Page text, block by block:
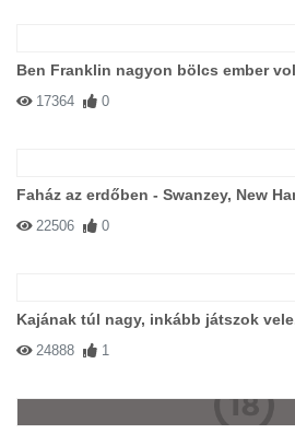
Ben Franklin nagyon bölcs ember
17364 0
Faház az erdőben - Swanzey, New
22506 0
Kajának túl nagy, inkább játszok
24888 1